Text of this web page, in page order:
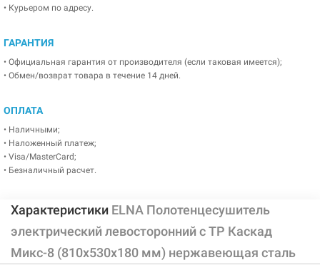
• Курьером по адресу.
ГАРАНТИЯ
• Официальная гарантия от производителя (если таковая имеется);
• Обмен/возврат товара в течение 14 дней.
ОПЛАТА
• Наличными;
• Наложенный платеж;
• Visa/MasterCard;
• Безналичный расчет.
Характеристики ELNA Полотенцесушитель
электрический левосторонний с ТР Каскад
Микс-8 (810х530х180 мм) нержавеющая сталь